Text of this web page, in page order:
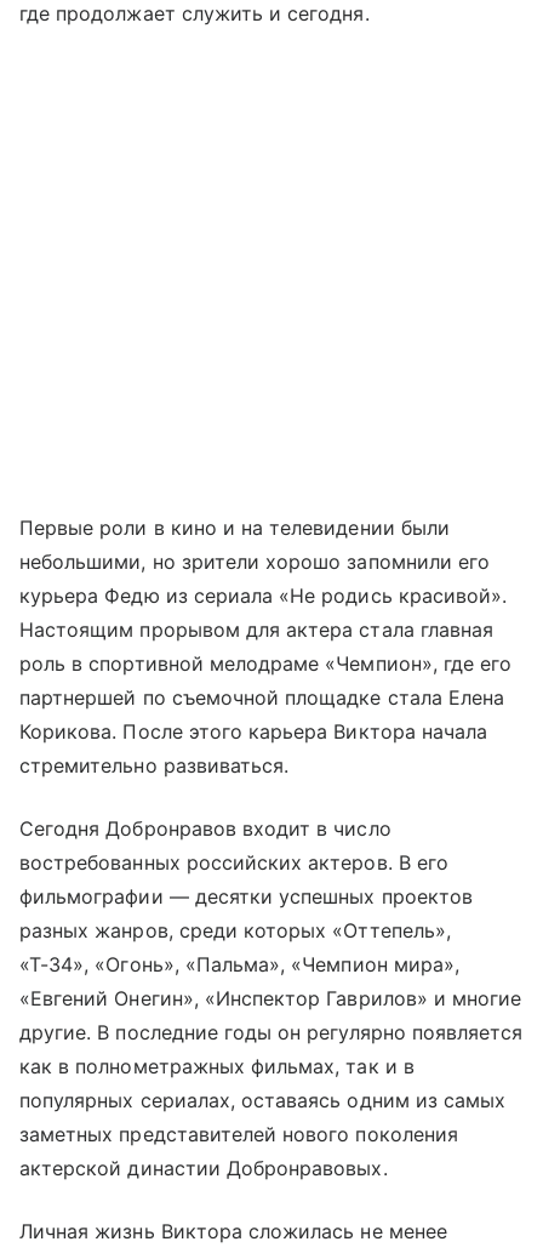
где продолжает служить и сегодня.
Первые роли в кино и на телевидении были
небольшими, но зрители хорошо запомнили его
курьера Федю из сериала «Не родись красивой».
Настоящим прорывом для актера стала главная
роль в спортивной мелодраме «Чемпион», где его
партнершей по съемочной площадке стала Елена
Корикова. После этого карьера Виктора начала
стремительно развиваться.
Сегодня Добронравов входит в число
востребованных российских актеров. В его
фильмографии — десятки успешных проектов
разных жанров, среди которых «Оттепель»,
«Т-34», «Огонь», «Пальма», «Чемпион мира»,
«Евгений Онегин», «Инспектор Гаврилов» и многие
другие. В последние годы он регулярно появляется
как в полнометражных фильмах, так и в
популярных сериалах, оставаясь одним из самых
заметных представителей нового поколения
актерской династии Добронравовых.
Личная жизнь Виктора сложилась не менее